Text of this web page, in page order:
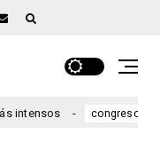
congreso Ley